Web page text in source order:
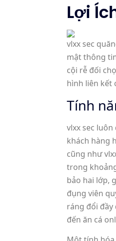
Lợi
vlxx sec
mật thông
cội rễ đối
hình liên kết
Tính
vlxx sec
khách hàng
cũng như
trong
bảo hai lớp,
đụng viên
ráng đổi
đến ăn cá